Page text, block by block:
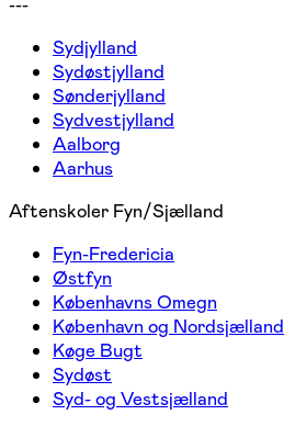
Sydjylland
Sydøstjylland
Sønderjylland
Sydvestjylland
Aalborg
Aarhus
Aftenskoler Fyn/Sjælland
Fyn-Fredericia
Østfyn
Københavns Omegn
København og Nordsjælland
Køge Bugt
Sydøst
Syd- og Vestsjælland